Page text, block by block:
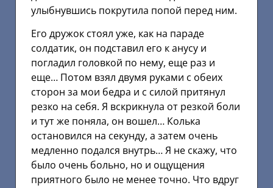
улыбнувшись покрутила попой перед ним.
Его дружок стоял уже, как на параде
солдатик, он подставил его к анусу и
погладил головкой по нему, еще раз и
еще… Потом взял двумя руками с обеих
сторон за мои бедра и с силой притянул
резко на себя. Я вскрикнула от резкой боли
и тут же поняла, он вошел… Колька
остановился на секунду, а затем очень
медленно подался внутрь… Я не скажу, что
было очень больно, но и ощущения
приятного было не менее точно. Что вдруг